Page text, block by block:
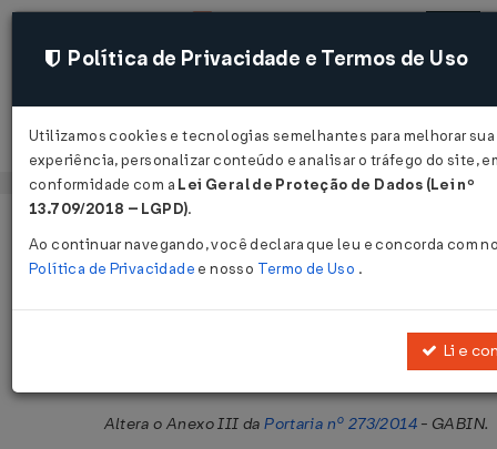
Acessar
Publicado no DOE - MA em 22 mar 2017
Altera o Anexo III daPortaria nº 273/2014- GABIN.
Política de Privacidade e Termos de Uso
Utilizamos cookies e tecnologias semelhantes para melhorar sua
experiência, personalizar conteúdo e analisar o tráfego do site,
conformidade com a Lei Geral de Proteção de Dados (Lei nº
13.709/2018 – LGPD).
Ao continuar navegando, você declara que leu e concorda com
Política de Privacidade e nosso Termo de Uso .
Li e